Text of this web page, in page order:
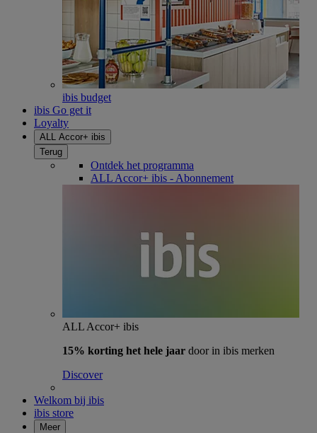
ibis budget
ibis Go get it
Loyalty
ALL Accor+ ibis
Terug
Ontdek het programma
ALL Accor+ ibis - Abonnement
ALL Accor+ ibis
15% korting het hele jaar door in ibis merken
Discover
Welkom bij ibis
ibis store
Meer